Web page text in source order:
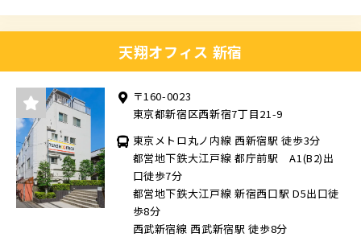
天翔オフィス 新宿
〒160-0023
東京都新宿区西新宿7丁目21-9
東京メトロ丸ノ内線 西新宿駅 徒歩3分
都営地下鉄大江戸線 都庁前駅 A1(B2)出
口徒歩7分
都営地下鉄大江戸線 新宿西口駅 D5出口徒
歩8分
西武新宿線 西武新宿駅 徒歩8分